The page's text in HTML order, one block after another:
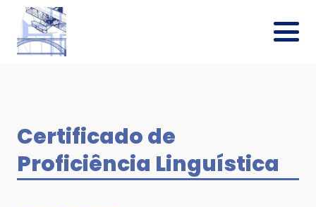
Certificado de
Proficiência Linguística